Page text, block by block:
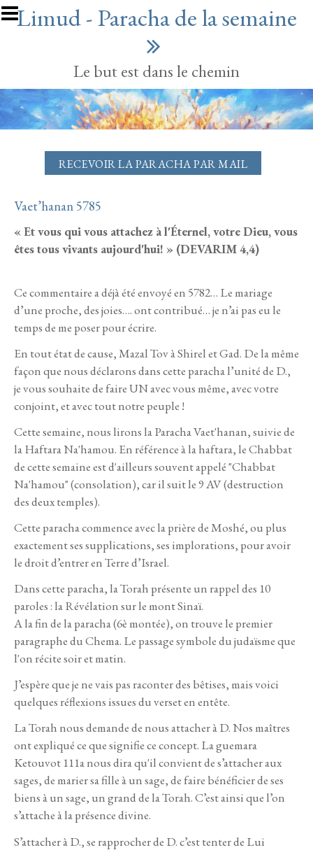
Aller au contenu principal
Limud - Paracha de la semaine
Le but est dans le chemin
RECEVOIR LA PARACHA PAR MAIL
Vaet’hanan 5785
« Et vous qui vous attachez à l'Éternel, votre Dieu, vous
êtes tous vivants aujourd'hui! » (DEVARIM 4,4)
Ce commentaire a déjà été envoyé en 5782… Le mariage
d’une proche, des joies…. ont contribué… je n’ai pas eu le
temps de me poser pour écrire.
En tout état de cause, Mazal Tov à Shirel et Gad. De la même
façon que nous déclarons dans cette paracha l’unité de D.,
je vous souhaite de faire UN avec vous même, avec votre
conjoint, et avec tout notre peuple !
Cette semaine, nous lirons la Paracha Vaet'hanan, suivie de
la Haftara Na'hamou. En référence à la haftara, le Chabbat
de cette semaine est d'ailleurs souvent appelé "Chabbat
Na'hamou" (consolation), car il suit le 9 AV (destruction
des deux temples).
Cette paracha commence avec la prière de Moshé, ou plus
exactement ses supplications, ses implorations, pour avoir
le droit d’entrer en Terre d’Israel.
Dans cette paracha, la Torah présente un rappel des 10
paroles : la Révélation sur le mont Sinaï.
A la fin de la paracha (6è montée), on trouve le premier
paragraphe du Chema. Le passage symbole du judaïsme que
l'on récite soir et matin.
J’espère que je ne vais pas raconter des bêtises, mais voici
quelques réflexions issues du verset en entête.
La Torah nous demande de nous attacher à D. Nos maîtres
ont expliqué ce que signifie ce concept. La guemara
Ketouvot 111a nous dira qu'il convient de s’attacher aux
sages, de marier sa fille à un sage, de faire bénéficier de ses
biens à un sage, un grand de la Torah. C’est ainsi que l’on
s’attache à la présence divine.
S’attacher à D., se rapprocher de D. c’est tenter de Lui